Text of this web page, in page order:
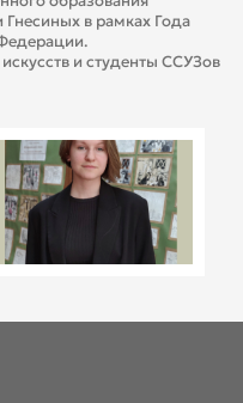
в рамках Года
и студенты ССУЗов